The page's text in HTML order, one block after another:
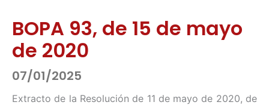
BOPA 93, de 15 de mayo
de 2020
07/01/2025
Extracto de la Resolución de 11 de mayo de 2020, de